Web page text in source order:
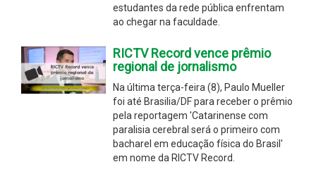
estudantes da rede pública enfrentam
ao chegar na faculdade.
RICTV Record vence prêmio
regional de jornalismo
Na última terça-feira (8), Paulo Mueller
foi até Brasilia/DF para receber o prêmio
pela reportagem 'Catarinense com
paralisia cerebral será o primeiro com
bacharel em educação física do Brasil'
em nome da RICTV Record.